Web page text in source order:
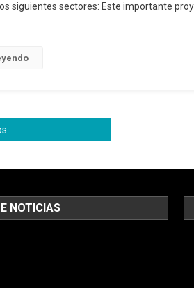
siguientes sectores: Este importante
NOTICIAS